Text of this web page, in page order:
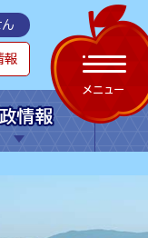
報
メニュー
情報